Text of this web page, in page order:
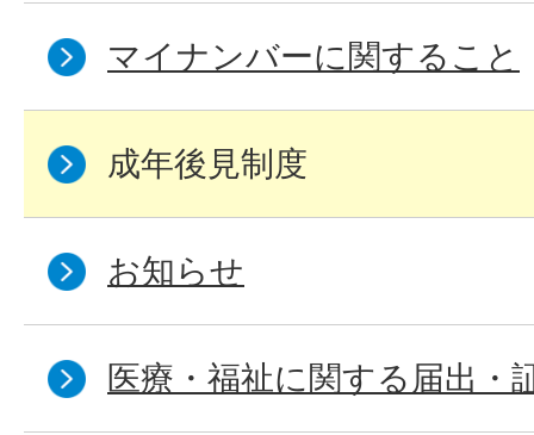
マイナンバーに関すること
成年後見制度
お知らせ
医療・福祉に関する届出・